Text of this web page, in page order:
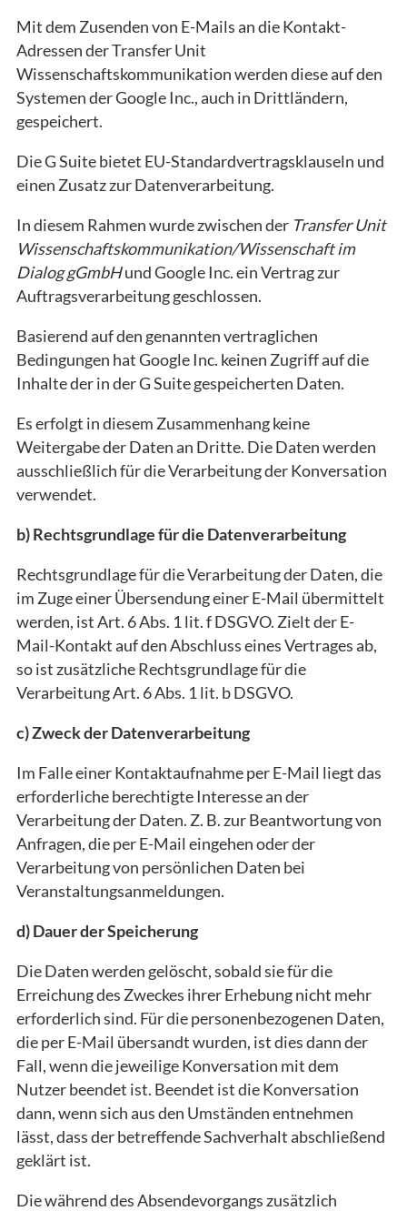
Mit dem Zusenden von E-Mails an die Kontakt-
Adressen der Transfer Unit
Wissenschaftskommunikation werden diese auf den
Systemen der Google Inc., auch in Drittländern,
gespeichert.
Die G Suite bietet EU-Standardvertragsklauseln und
einen Zusatz zur Datenverarbeitung.
In diesem Rahmen wurde zwischen der Transfer Unit
Wissenschaftskommunikation/Wissenschaft im
Dialog gGmbHund Google Inc. ein Vertrag zur
Auftragsverarbeitung geschlossen.
Basierend auf den genannten vertraglichen
Bedingungen hat Google Inc. keinen Zugriff auf die
Inhalte der in der G Suite gespeicherten Daten.
Es erfolgt in diesem Zusammenhang keine
Weitergabe der Daten an Dritte. Die Daten werden
ausschließlich für die Verarbeitung der Konversation
verwendet.
b) Rechtsgrundlage für die Datenverarbeitung
Rechtsgrundlage für die Verarbeitung der Daten, die
im Zuge einer Übersendung einer E-Mail übermittelt
werden, ist Art. 6 Abs. 1 lit. f DSGVO. Zielt der E-
Mail-Kontakt auf den Abschluss eines Vertrages ab,
so ist zusätzliche Rechtsgrundlage für die
Verarbeitung Art. 6 Abs. 1 lit. b DSGVO.
c) Zweck der Datenverarbeitung
Im Falle einer Kontaktaufnahme per E-Mail liegt das
erforderliche berechtigte Interesse an der
Verarbeitung der Daten. Z. B. zur Beantwortung von
Anfragen, die per E-Mail eingehen oder der
Verarbeitung von persönlichen Daten bei
Veranstaltungsanmeldungen.
d) Dauer der Speicherung
Die Daten werden gelöscht, sobald sie für die
Erreichung des Zweckes ihrer Erhebung nicht mehr
erforderlich sind. Für die personenbezogenen Daten,
die per E-Mail übersandt wurden, ist dies dann der
Fall, wenn die jeweilige Konversation mit dem
Nutzer beendet ist. Beendet ist die Konversation
dann, wenn sich aus den Umständen entnehmen
lässt, dass der betreffende Sachverhalt abschließend
geklärt ist.
Die während des Absendevorgangs zusätzlich